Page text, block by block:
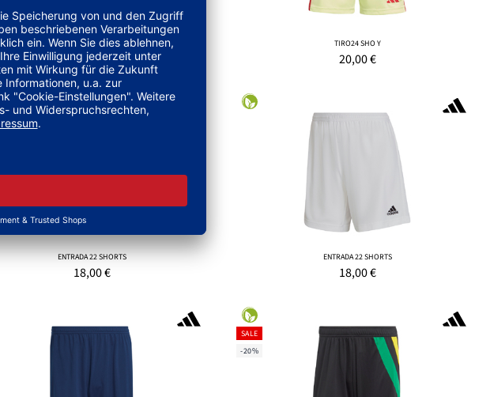
TIRO25C TR SHOY
30,00€
TIRO24 SHO Y
20,00€
ENTRADA 22 SHORTS
18,00€
ENTRADA 22 SHORTS
18,00€
SALE
-20%